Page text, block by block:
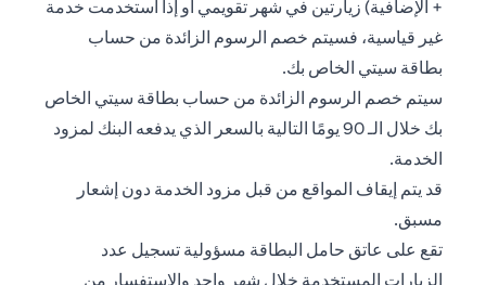
+ الإضافية) زيارتين في شهر تقويمي أو إذا استخدمت خدمة
غير قياسية، فسيتم خصم الرسوم الزائدة من حساب
بطاقة سيتي الخاص بك.
سيتم خصم الرسوم الزائدة من حساب بطاقة سيتي الخاص
بك خلال الـ 90 يومًا التالية بالسعر الذي يدفعه البنك لمزود
الخدمة.
قد يتم إيقاف المواقع من قبل مزود الخدمة دون إشعار
مسبق.
تقع على عاتق حامل البطاقة مسؤولية تسجيل عدد
الزيارات المستخدمة خلال شهر واحد والاستفسار من